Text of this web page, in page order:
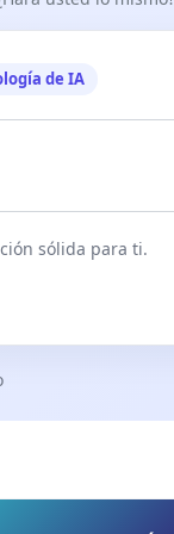
de IA
sólida para ti.